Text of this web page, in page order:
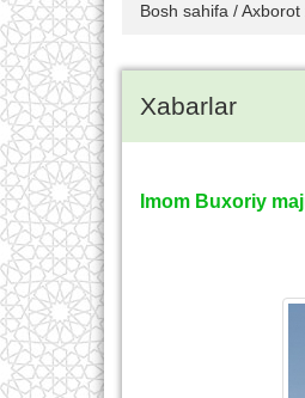
Bosh sahifa /Axborot
Xabarlar
Imom Buxoriy